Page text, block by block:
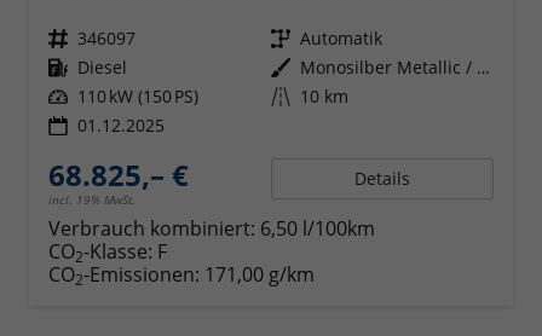
Fahrzeugnr. 346097 Getriebe Automatik
Kraftstoff Diesel Außenfarbe
Monosilber Metallic / Energetic Orange Metallic
Leistung 110 kW (150 PS) Kilometerstand 10 km
01.12.2025
68.825,– €
incl. 19% MwSt.
Details
Verbrauch kombiniert: 6,50 l/100km
CO2-Klasse: F
CO2-Emissionen: 171,00 g/km